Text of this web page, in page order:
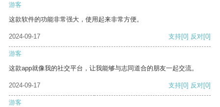
游客
这款软件的功能非常强大，使用起来非常方便。
2024-09-17 支持[0] 反对[0]
游客
这款app就像我的社交平台，让我能够与志同道合的朋友一起交流。
2024-09-17 支持[0] 反对[0]
游客